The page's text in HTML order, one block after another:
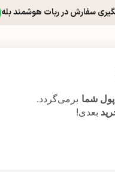
شما برمی‌گردد.
بعدی!
سفارش در ربات هوشمند بله